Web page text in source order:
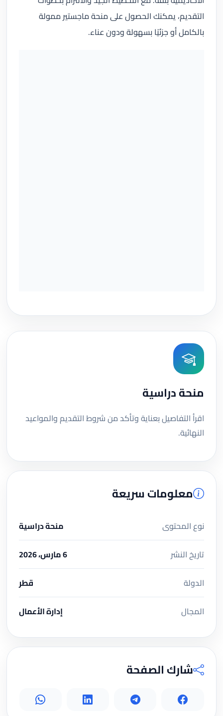
التقديم، يمكنك الحصول على منحة ماجستير ممولة
بالكامل أو جزئيًا بسهولة ودون عناء.
منحة دراسية
اقرأ التفاصيل بعناية وتأكد من شروط التقديم والمواعيد
النهائية.
معلومات سريعة
نوع المحتوى
منحة دراسية
تاريخ النشر
6 مارس، 2026
الدولة
قطر
المجال
إدارة الأعمال
شارك الصفحة